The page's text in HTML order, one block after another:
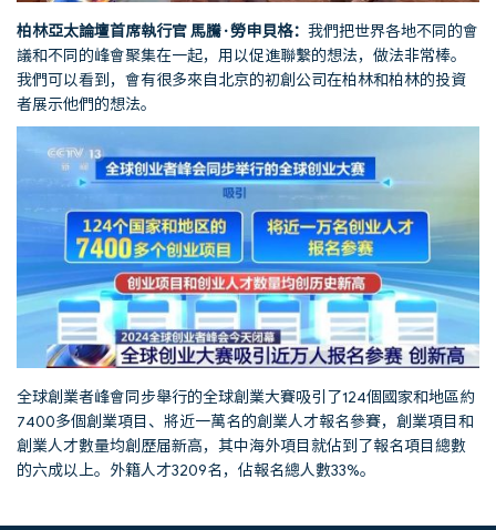
柏林亞太論壇首席執行官馬騰·勞申貝格： 我們把世界各地不同的會
議和不同的峰會聚集在一起，用以促進聯繫的想法，做法非常棒。
我們可以看到，會有很多來自北京的初創公司在柏林和柏林的投資
者展示他們的想法。
全球創業者峰會同步舉行的全球創業大賽吸引了124個國家和地區約
7400多個創業項目、將近一萬名的創業人才報名參賽，創業項目和
創業人才數量均創歷届新高，其中海外項目就佔到了報名項目總數
的六成以上。外籍人才3209名，佔報名總人數33%。